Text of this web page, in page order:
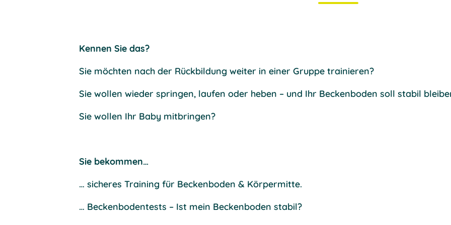
Kennen Sie das?
Sie möchten nach der Rückbildung weiter in einer Gruppe trainieren?
Sie wollen wieder springen, laufen oder heben – und Ihr Beckenboden soll stabil
Sie wollen Ihr Baby mitbringen?
Sie bekommen…
… sicheres Training für Beckenboden & Körpermitte.
… Beckenbodentests – Ist mein Beckenboden stabil?